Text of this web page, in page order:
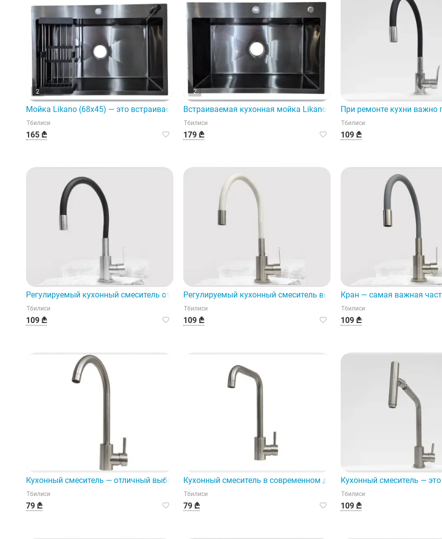
2
Мойка Likano (68x45) — это встраиваемый механизм для современной кухни.
Тбилиси
165 ₾
2
Встраиваемая кухонная мойка Likano (80x50) — это мощный и
Тбилиси
179 ₾
При ремонте кухни важно
Тбилиси
109 ₾
Регулируемый кухонный смеситель отличается использованием высококачественных материалов.
Тбилиси
109 ₾
Регулируемый кухонный смеситель выполнен в современном
Тбилиси
109 ₾
Кран — самая важная
Тбилиси
109 ₾
Кухонный смеситель — отличный выбор для современного дизайна.
Тбилиси
79 ₾
Кухонный смеситель в современном дизайне,
Тбилиси
79 ₾
Кухонный смеситель —
Тбилиси
109 ₾